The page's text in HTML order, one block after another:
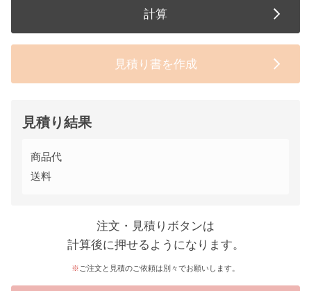
計算
見積り書を作成
見積り結果
商品代
送料
注文・見積りボタンは
計算後に押せるようになります。
ご注文と見積のご依頼は別々でお願いします。